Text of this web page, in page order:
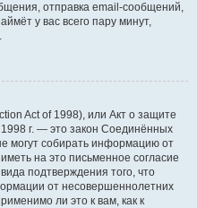
отправка email-сообщений,
у вас всего пару минут,
Act of 1998), или Акт о защите
г. — это закон Соединённых
могут собирать информацию от
на это письменное согласие
подтверждения того, что
от несовершеннолетних
ли это к вам, как к